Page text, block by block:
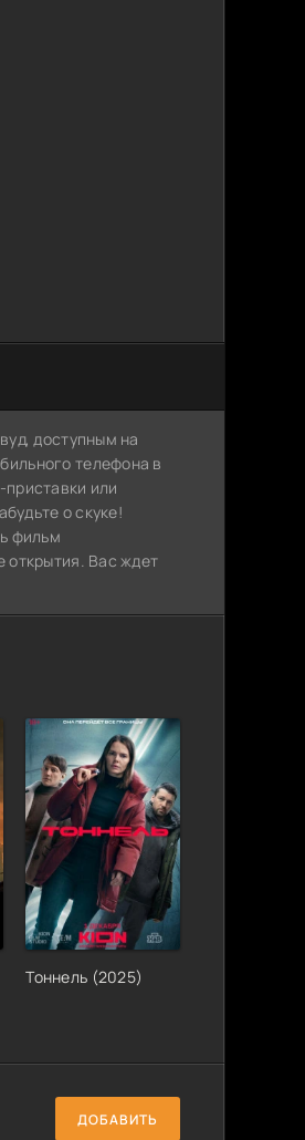
доступным на
телефона в
или
о скуке!
фильм
открытия. Вас ждет
Тоннель (2025)
ДОБАВИТЬ